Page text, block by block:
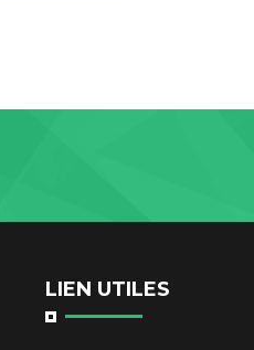
LIEN UTILES